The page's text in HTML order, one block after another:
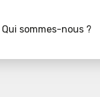
Qui sommes-nous ?